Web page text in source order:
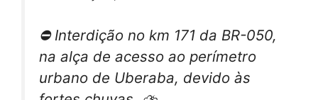
⛔️ Interdição no km 171 da BR-050,
na alça de acesso ao perímetro
urbano de Uberaba, devido às